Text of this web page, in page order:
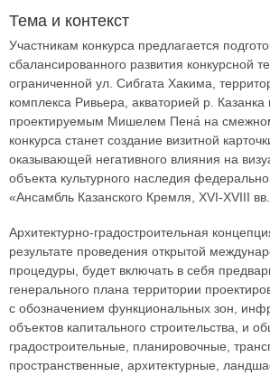
Тема и контекст
Участникам конкурса предлагается
сбалансированного развития конкурсной
ограниченной ул. Сибгата Хакима,
комплекса Ривьера, акваторией р. Казанка
проектируемым Мишелем Пена́ на
конкурса станет создание визитной
оказывающей негативного влияния на
объекта культурного наследия
«Ансамбль Казанского Кремля, XVI-XVIII
Архитектурно-градостроительная
результате проведения открытой
процедуры, будет включать в себя
генерального плана территории
с обозначением функциональных зон,
объектов капитального строительства, и
градостроительные, планировочные,
пространственные, архитектурные,